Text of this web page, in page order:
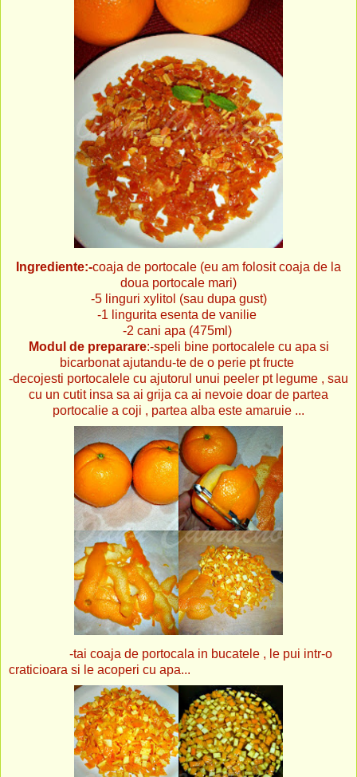
Ingrediente:-coaja de portocale (eu am folosit coaja de la
doua portocale mari)
-5 linguri xylitol (sau dupa gust)
-1 lingurita esenta de vanilie
-2 cani apa (475ml)
Modul de preparare:-speli bine portocalele cu apa si
bicarbonat ajutandu-te de o perie pt fructe
-decojesti portocalele cu ajutorul unui peeler pt legume , sau
cu un cutit insa sa ai grija ca ai nevoie doar de partea
portocalie a coji , partea alba este amaruie ...
-tai coaja de portocala in bucatele , le pui intr-o
craticioara si le acoperi cu apa...